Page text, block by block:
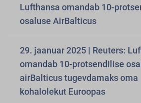
Lufthansa omandab 10-
osaluse AirBalticus
29. jaanuar 2025 | Reuters:
omandab 10-protsendilise
airBalticus tugevdamaks oma
kohalolekut Euroopas